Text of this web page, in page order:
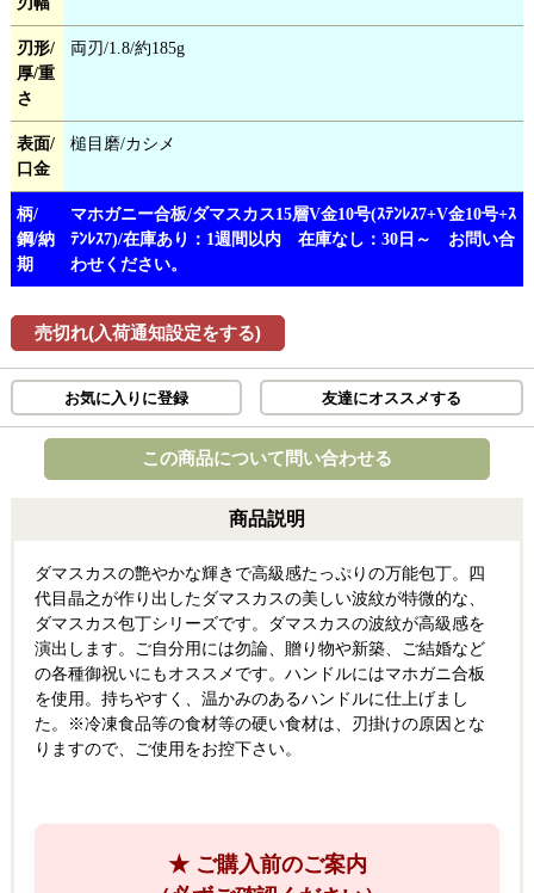
刃形/
厚/重
さ
両刃/1.8/約185g
表面/
口金
槌目磨/カシメ
柄/
鋼/納
期
マホガニー合板/ダマスカス15層V金10号(ｽﾃﾝﾚｽ7+V金10号+ｽ
ﾃﾝﾚｽ7)/在庫あり：1週間以内 在庫なし：30日～ お問い合
わせください。
売切れ(入荷通知設定をする)
お気に入りに登録 友達にオススメする
この商品について問い合わせる
商品説明
ダマスカスの艶やかな輝きで高級感たっぷりの万能包丁。四
代目晶之が作り出したダマスカスの美しい波紋が特微的な、
ダマスカス包丁シリーズです。ダマスカスの波紋が高級感を
演出します。ご自分用には勿論、贈り物や新築、ご結婚など
の各種御祝いにもオススメです。ハンドルにはマホガニ合板
を使用。持ちやすく、温かみのあるハンドルに仕上げまし
た。※冷凍食品等の食材等の硬い食材は、刃掛けの原因とな
りますので、ご使用をお控下さい。
★ ご購入前のご案内